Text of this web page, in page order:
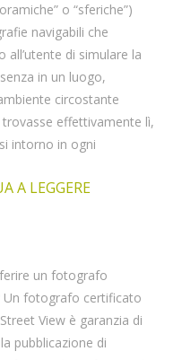
o “sferiche”)
navigabili che
all’utente di simulare la
in un luogo,
circostante
effettivamente lì,
intorno in ogni
A LEGGERE
un fotografo
Un fotografo certificato
View è garanzia di
pubblicazione di